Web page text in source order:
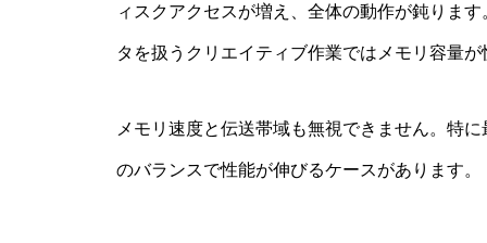
ィスクアクセスが増え、全体の動作が鈍りま
タを扱うクリエイティブ作業ではメモリ容量が
メモリ速度と伝送帯域も無視できません。特
のバランスで性能が伸びるケースがあります。